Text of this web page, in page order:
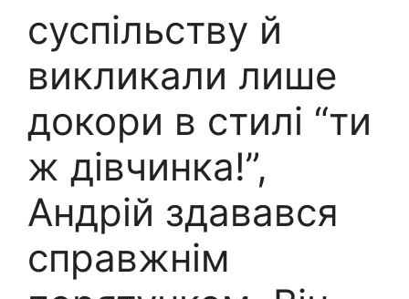
суспільству й
викликали лише
докори в стилі “ти
ж дівчинка!”,
Андрій здавався
справжнім